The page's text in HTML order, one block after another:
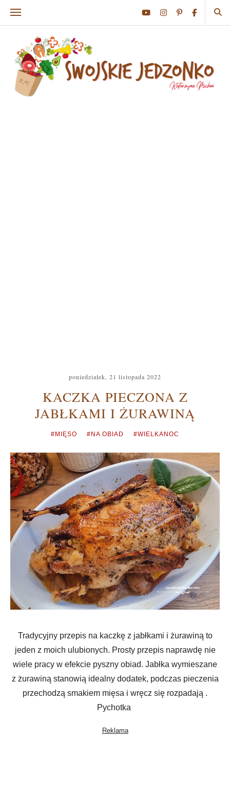
poniedziałek, 21 listopada 2022
KACZKA PIECZONA Z
JABŁKAMI I ŻURAWINĄ
#MIĘSO #NA OBIAD #WIELKANOC
Tradycyjny przepis na kaczkę z jabłkami i żurawiną to
jeden z moich ulubionych. Prosty przepis naprawdę nie
wiele pracy w efekcie pyszny obiad. Jabłka wymieszane
z żurawiną stanowią idealny dodatek, podczas pieczenia
przechodzą smakiem mięsa i wręcz się rozpadają .
Pychotka